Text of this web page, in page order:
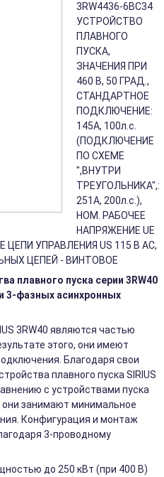
3RW4436-6BC34
УСТРОЙСТВО
ПЛАВНОГО
ПУСКА,
ЗНАЧЕНИЯ ПРИ
460 В, 50 ГРАД.,
СТАНДАРТНОЕ
ПОДКЛЮЧЕНИЕ:
145A, 100л.с.
(ПОДКЛЮЧЕНИЕ
ПО СХЕМЕ
",ВНУТРИ
ТРЕУГОЛЬНИКА",:
251A, 200л.с.),
НОМ. РАБОЧЕЕ
НАПРЯЖЕНИЕ UE
УПРАВЛЕНИЯ US 115 В АС,
ЦЕПЕЙ - ВИНТОВОЕ
плавного пуска серии 3RW40
3-фазных асинхронных
3RW40 являются частью
этого, они имеют
Благодаря свои
плавного пуска SIRIUS
с устройствами пуска
они занимают минимальное
Конфигурация и монтаж
3-проводному
до 250 кВт (при 400 В)